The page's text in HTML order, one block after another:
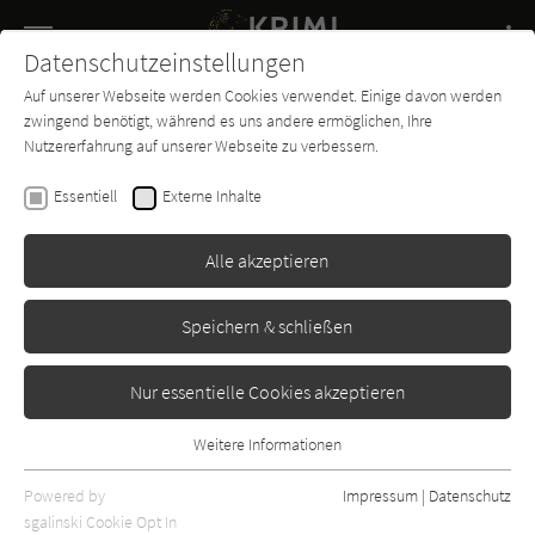
SUCHE
Buch-
Entdecker
Forum Charts
P. D. James
Tod eines Sachverständigen
Erschienen: Januar 1979 Bibliogr. Angaben
Datenschutzeinstellungen
Auf unserer Webseite werden Cookies verwendet. Einige davon werden
zwingend benötigt, während es uns andere ermöglichen, Ihre
Nutzererfahrung auf unserer Webseite zu verbessern.
Essentiell Externe Inhalte
Alle akzeptieren
Speichern & schließen
Nur essentielle Cookies akzeptieren
Essentielle Cookies werden für grundlegende Funktionen der
Webseite benötigt. Dadurch ist gewährleistet, dass die Webseite
Weitere Informationen
Powered by
sgalinski Cookie Opt In
Impressum | Datenschutz